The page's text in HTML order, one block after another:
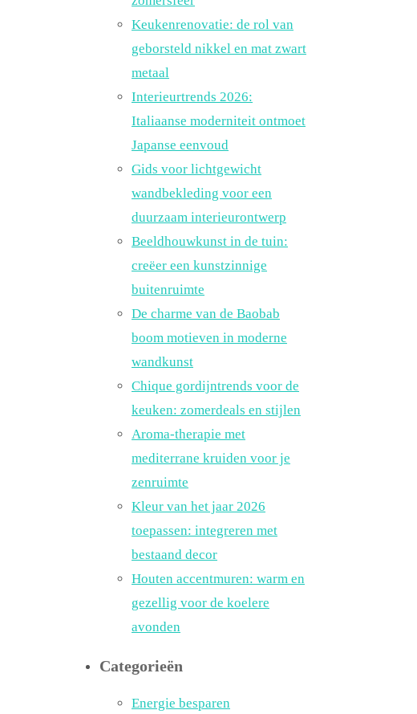
Keukenrenovatie: de rol van
geborsteld nikkel en mat zwart
metaal
Interieurtrends 2026:
Italiaanse moderniteit ontmoet
Japanse eenvoud
Gids voor lichtgewicht
wandbekleding voor een
duurzaam interieurontwerp
Beeldhouwkunst in de tuin:
creëer een kunstzinnige
buitenruimte
De charme van de Baobab
boom motieven in moderne
wandkunst
Chique gordijntrends voor de
keuken: zomerdeals en stijlen
Aroma-therapie met
mediterrane kruiden voor je
zenruimte
Kleur van het jaar 2026
toepassen: integreren met
bestaand decor
Houten accentmuren: warm en
gezellig voor de koelere
avonden
Categorieën
Energie besparen